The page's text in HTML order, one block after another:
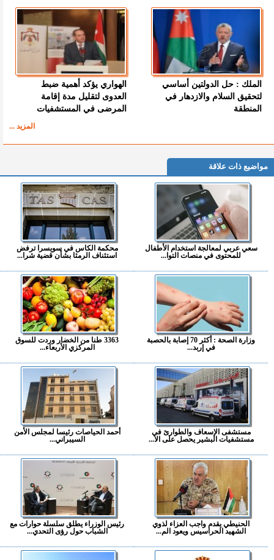
الملك : حل الدولتين أساسي
لتحقيق السلام والازدهار في
المنطقة
الهواري يؤكد أهمية ضبط
العدوى لتقليل مدة إقامة
المرضى في المستشفيات
المزيد ...
مواضيع ذات علاقة
سعي عربي لمعالجة استخدام الأطفال
للمحتوى في منصات التوا...
محكمة الكاس في سويسرا ترفض
استئناف الرمثا بشأن قضية شرا...
وزارة الصحة : أكثر 70 إصابة بالحصبة
في إربد...
3363 طنا من الخضار وردت للسوق
المركزي الأربعاء...
مستشفى الإسعاف والطوارئ في
مستشفيات البشير يحصل على الا...
أحمد الحياصات رئيسا لمجلس الأمن
السيبراني...
الحنيطي يقدم واجب العزاء لذوي
الشهيد الحراسيس ويعود الم...
رئيس الوزراء يطلق سلسلة حوارات مع
الشباب حول رؤى التحدي...